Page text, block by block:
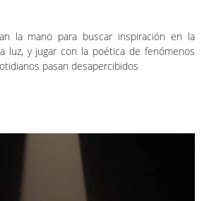
la mano para buscar inspiración en la
luz, y jugar con la poética de fenómenos
pasan desapercibidos